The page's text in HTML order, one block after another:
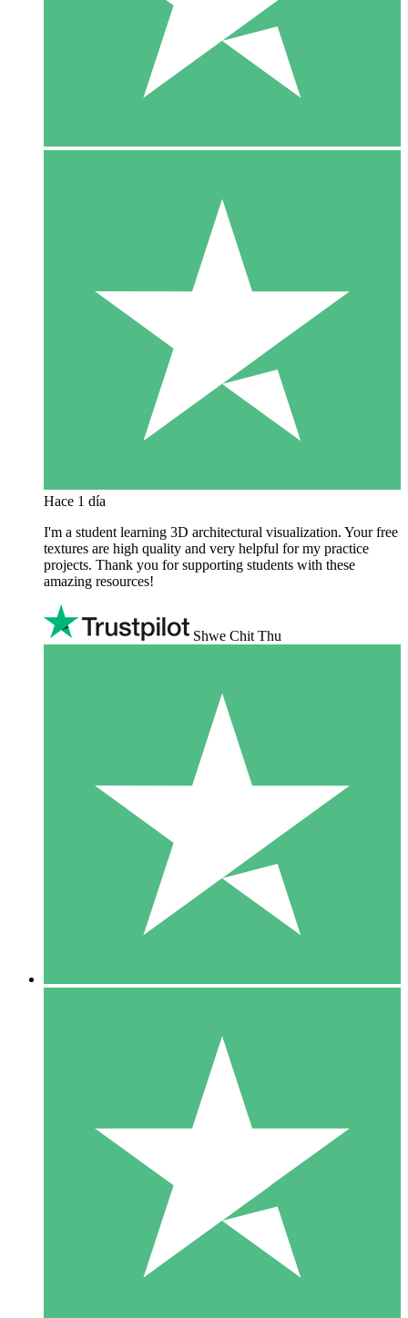
Hace 1 día
I'm a student learning 3D architectural visualization. Your free
textures are high quality and very helpful for my practice
projects. Thank you for supporting students with these
amazing resources!
Shwe Chit Thu